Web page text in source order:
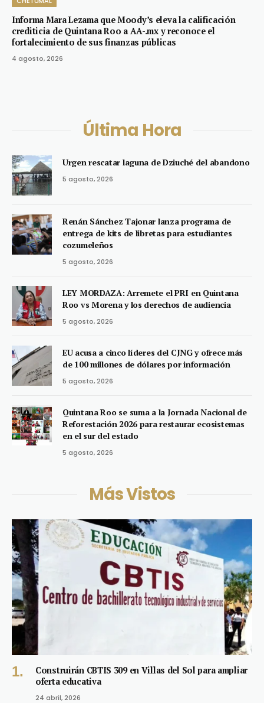
Informa Mara Lezama que Moody’s eleva la calificación
crediticia de Quintana Roo a AA-.mx y reconoce el
fortalecimiento de sus finanzas públicas
4 agosto, 2026
Última Hora
Urgen rescatar laguna de Dziuché del abandono
5 agosto, 2026
Renán Sánchez Tajonar lanza programa de
entrega de kits de libretas para estudiantes
cozumeleños
5 agosto, 2026
LEY MORDAZA: Arremete el PRI en Quintana
Roo vs Morena y los derechos de audiencia
5 agosto, 2026
EU acusa a cinco líderes del CJNG y ofrece más
de 100 millones de dólares por información
5 agosto, 2026
Quintana Roo se suma a la Jornada Nacional de
Reforestación 2026 para restaurar ecosistemas
en el sur del estado
5 agosto, 2026
Más Vistos
Construirán CBTIS 309 en Villas del Sol para ampliar
oferta educativa
24 abril, 2026